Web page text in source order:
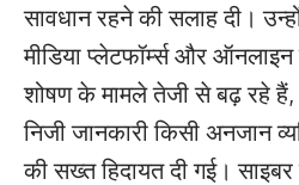
सावधान रहने की सलाह दी।
मीडिया प्लेटफॉर्म्स और
शोषण के मामले तेजी से बढ़ रहे हैं,
निजी जानकारी किसी अनजान
की सख्त हिदायत दी गई।